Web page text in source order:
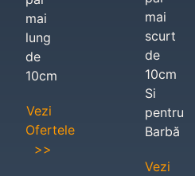
mai
lung
de
10cm
Vezi
Ofertele
>>
mai
scurt
de
10cm
Si
pentru
Barbă
Vezi